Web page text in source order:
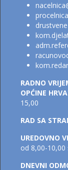
RADNO
OPĆINE
15,00
RAD SA
UREDOVNO
od 8,00-
DNEVNI